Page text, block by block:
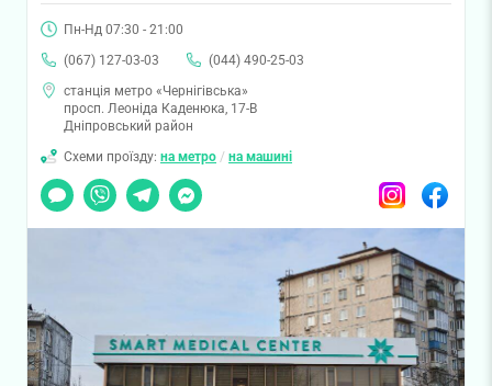
Пн-Нд 07:30 - 21:00
(067) 127-03-03
(044) 490-25-03
станція метро «Чернігівська»
просп. Леоніда Каденюка, 17-В
Дніпровський район
Схеми проїзду: на метро / на машині
Чат
Viber TelegramMessenger InstagramFacebook